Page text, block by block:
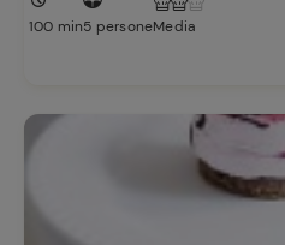
100 min5 personeMedia